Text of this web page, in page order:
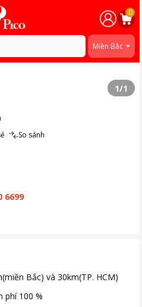
0
Miền Bắc
1/1
| So sánh
6699
Bắc) và 30km(TP. HCM)
phí 100 %